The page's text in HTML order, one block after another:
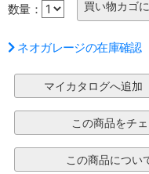
数量：
ネオガレージの在庫確認